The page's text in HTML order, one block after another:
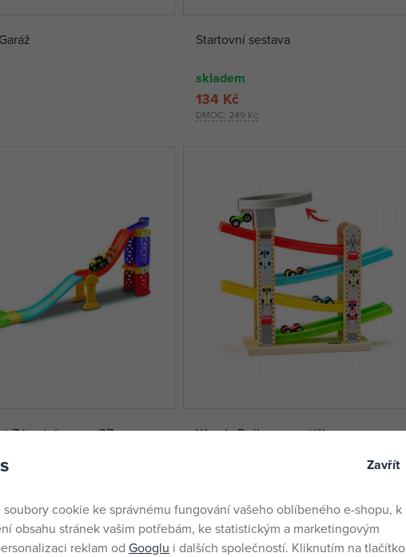
Startovní sestava
skladem
DMOC: 249 Kč
134 Kč
Závodní rampa CZ Woody Dráha pro autíčka
DMOC:399 Kč
Zavřít
soubory cookie ke správnému fungování vašeho oblíbeného e-shopu, k
obsahu stránek vašim potřebám, ke statistickým a marketingovým
reklam od Googlu i dalších společností. Kliknutím na tlačítko